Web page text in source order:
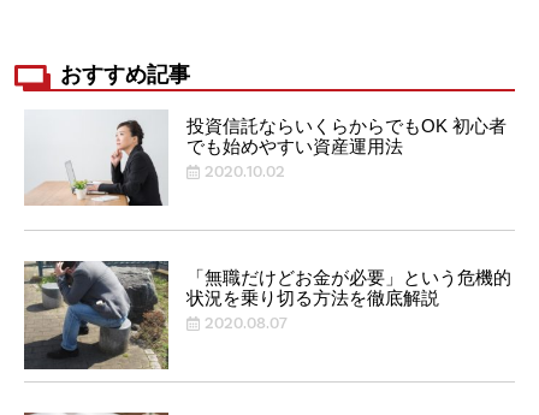
おすすめ記事
投資信託ならいくらからでもOK 初心者
でも始めやすい資産運用法
2020.10.02
「無職だけどお金が必要」という危機的
状況を乗り切る方法を徹底解説
2020.08.07